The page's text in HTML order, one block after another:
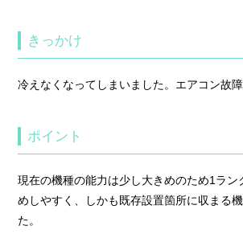
きっかけ
冷えなくなってしまいました。エアコン故障
ポイント
現在の機種の能力は少し大きめのため1ラン
めしやすく、しかも既存設置箇所に収まる
た。